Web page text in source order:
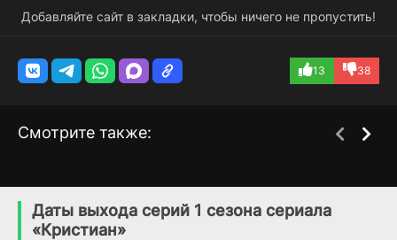
Добавляйте сайт в закладки, чтобы ничего не пропустить!
13 38
Смотрите также:
Даты выхода серий 1 сезона сериала
«Кристиан»